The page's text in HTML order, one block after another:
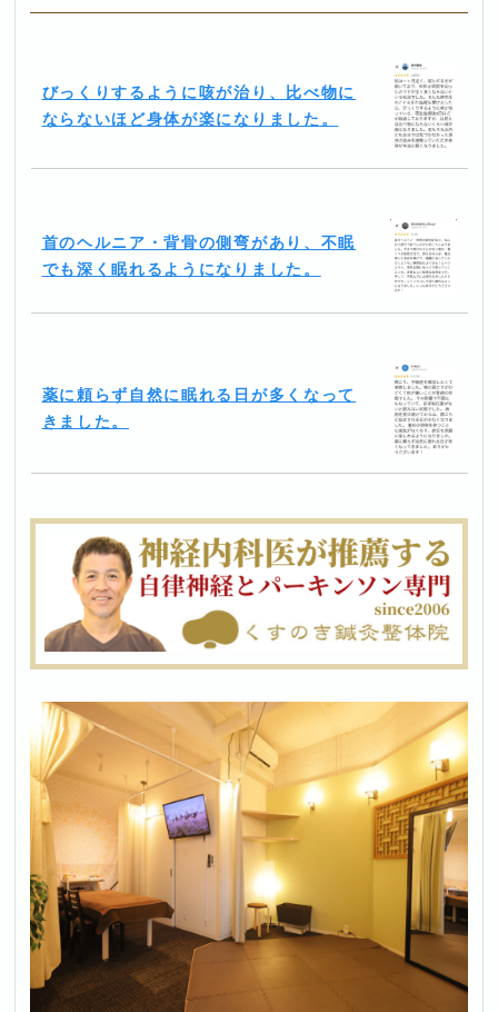
びっくりするように咳が治り、比べ物に
ならないほど身体が楽になりました。
首のヘルニア・背骨の側弯があり、不眠
でも深く眠れるようになりました。
薬に頼らず自然に眠れる日が多くなって
きました。